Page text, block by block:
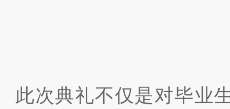
此次典礼不仅是对毕业